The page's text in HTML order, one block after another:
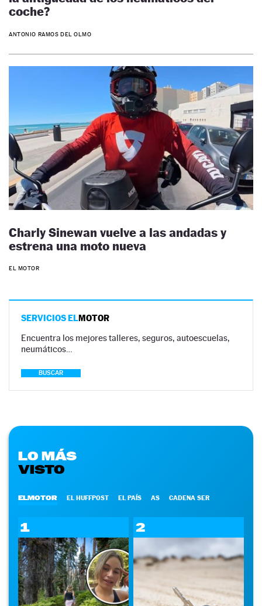
coche?
ANTONIO RAMOS DEL OLMO
Charly Sinewan vuelve a las andadas y
estrena una moto nueva
EL MOTOR
SERVICIOS ELMOTOR
Encuentra los mejores talleres, seguros, autoescuelas,
neumáticos…
BUSCAR
LO MÁS
VISTO
ELMOTOR EL HUFFPOST EL PAÍS AS CADENA SER
1 2